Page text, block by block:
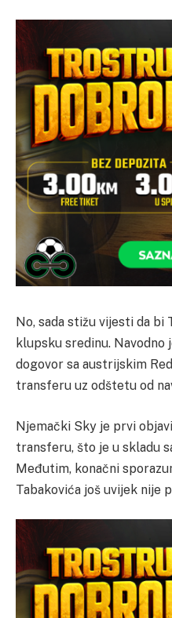
No, sada stižu vijesti da
klupsku sredinu.
dogovor sa austrijskim
transferu uz odštetu od
Njemački Sky je prvi
transferu, što je u skladu
Međutim, konačni
Tabakovića još uvijek nije